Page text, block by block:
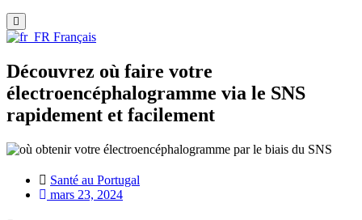
Français
Découvrez où faire votre
électroencéphalogramme via le SNS
rapidement et facilement
Santé au Portugal
mars 23, 2024